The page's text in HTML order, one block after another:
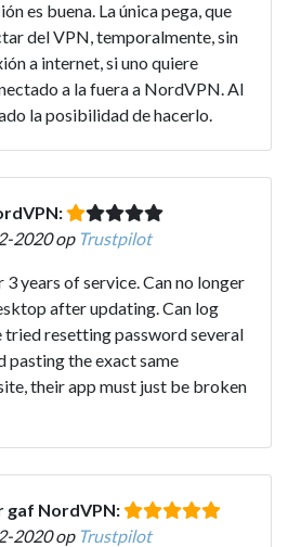
es buena. La única pega, que
del VPN, temporalmente, sin
a internet, si uno quiere
a la fuera a NordVPN. Al
la posibilidad de hacerlo.
2020 op Trustpilot
years of service. Can no longer
after updating. Can log
tried resetting password several
pasting the exact same
their app must just be broken
gaf NordVPN:
2020 op Trustpilot